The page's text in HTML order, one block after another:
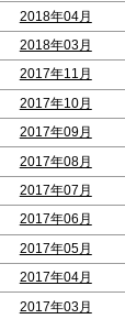
2018年04月
2018年03月
2017年11月
2017年10月
2017年09月
2017年08月
2017年07月
2017年06月
2017年05月
2017年04月
2017年03月